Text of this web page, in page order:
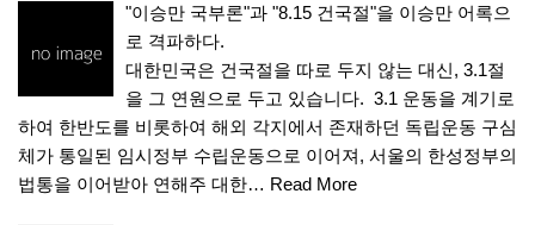
"이승만 국부론"과 "8.15 건국절"을 이승만 어록으
로 격파하다.
대한민국은 건국절을 따로 두지 않는 대신, 3.1절
을 그 연원으로 두고 있습니다. 3.1 운동을 계기로
하여 한반도를 비롯하여 해외 각지에서 존재하던 독립운동 구심
체가 통일된 임시정부 수립운동으로 이어져, 서울의 한성정부의
법통을 이어받아 연해주 대한… Read More